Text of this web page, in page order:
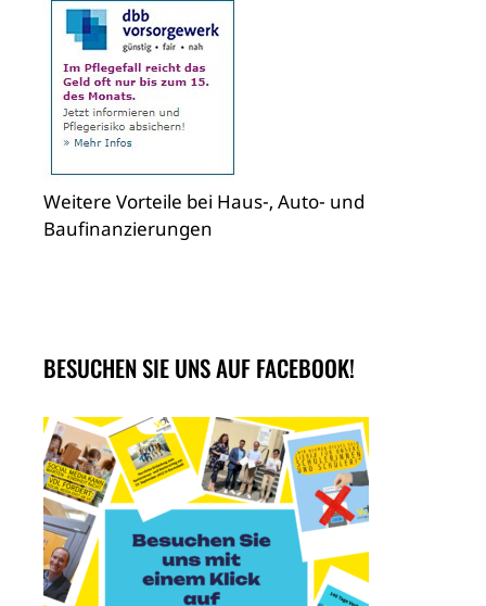
Weitere Vorteile bei Haus-, Auto- und
Baufinanzierungen
BESUCHEN SIE UNS AUF FACEBOOK!